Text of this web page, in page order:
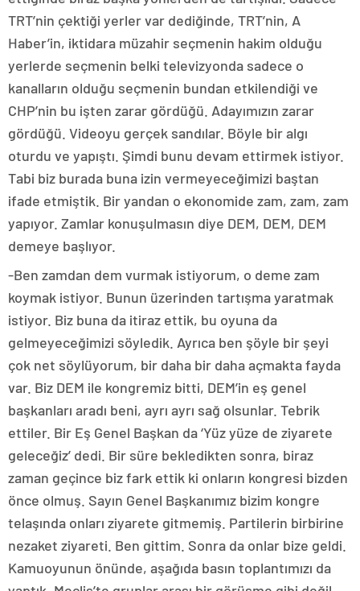
TRT’nin çektiği yerler var dediğinde, TRT’nin, A
Haber’in, iktidara müzahir seçmenin hakim olduğu
yerlerde seçmenin belki televizyonda sadece o
kanalların olduğu seçmenin bundan etkilendiği ve
CHP’nin bu işten zarar gördüğü. Adayımızın zarar
gördüğü. Videoyu gerçek sandılar. Böyle bir algı
oturdu ve yapıştı. Şimdi bunu devam ettirmek istiyor.
Tabi biz burada buna izin vermeyeceğimizi baştan
ifade etmiştik. Bir yandan o ekonomide zam, zam, zam
yapıyor. Zamlar konuşulmasın diye DEM, DEM, DEM
demeye başlıyor.
-Ben zamdan dem vurmak istiyorum, o deme zam
koymak istiyor. Bunun üzerinden tartışma yaratmak
istiyor. Biz buna da itiraz ettik, bu oyuna da
gelmeyeceğimizi söyledik. Ayrıca ben şöyle bir şeyi
çok net söylüyorum, bir daha bir daha açmakta fayda
var. Biz DEM ile kongremiz bitti, DEM’in eş genel
başkanları aradı beni, ayrı ayrı sağ olsunlar. Tebrik
ettiler. Bir Eş Genel Başkan da ‘Yüz yüze de ziyarete
geleceğiz’ dedi. Bir süre bekledikten sonra, biraz
zaman geçince biz fark ettik ki onların kongresi bizden
önce olmuş. Sayın Genel Başkanımız bizim kongre
telaşında onları ziyarete gitmemiş. Partilerin birbirine
nezaket ziyareti. Ben gittim. Sonra da onlar bize geldi.
Kamuoyunun önünde, aşağıda basın toplantımızı da